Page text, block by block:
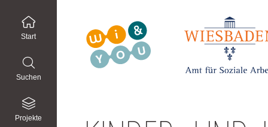
Start
Suchen
Projekte